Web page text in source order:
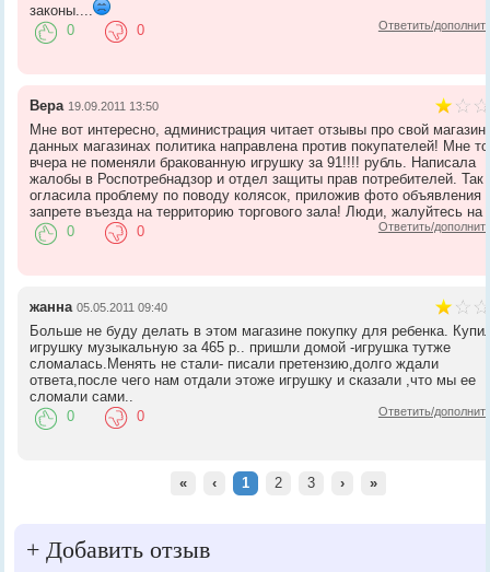
законы....
Ответить/
0 0
Вера 19.09.2011 13:50
Мне вот интересно, администрация читает отзывы про свой
данных магазинах политика направлена против покупателей! Мне
вчера не поменяли бракованную игрушку за 91!!!! рубль. Написала
жалобы в Роспотребнадзор и отдел защиты прав потребителей. Так
огласила проблему по поводу колясок, приложив фото объявления
запрете въезда на территорию торгового зала! Люди, жалуйтесь на
Ответить/
0 0
жанна 05.05.2011 09:40
Больше не буду делать в этом магазине покупку для ребенка.
игрушку музыкальную за 465 р.. пришли домой -игрушка тутже
сломалась.Менять не стали- писали претензию,долго ждали
ответа,после чего нам отдали этоже игрушку и сказали ,что мы ее
сломали сами..
Ответить/
0 0
« ‹ 1 2 3 › »
+ Добавить отзыв